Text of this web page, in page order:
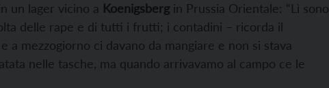
un lager vicino a Koenigsberg in Prussia Orientale: “Lì sono
delle rape e di tutti i frutti; i contadini – ricorda il
a mezzogiorno ci davano da mangiare e non si stava
nelle tasche, ma quando arrivavamo al campo ce le